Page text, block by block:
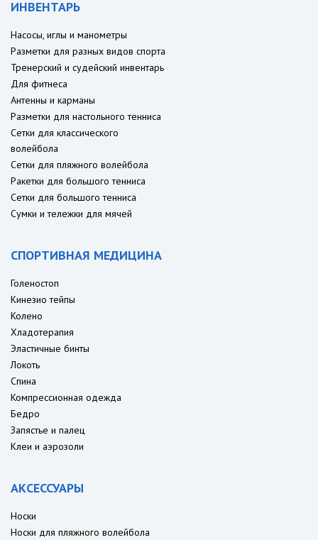
ИНВЕНТАРЬ
Насосы, иглы и манометры
Разметки для разных видов спорта
Тренерский и судейский инвентарь
Для фитнеса
Антенны и карманы
Разметки для настольного тенниса
Сетки для классического
волейбола
Сетки для пляжного волейбола
Ракетки для большого тенниса
Сетки для большого тенниса
Сумки и тележки для мячей
СПОРТИВНАЯ МЕДИЦИНА
Голеностоп
Кинезио тейпы
Колено
Хладотерапия
Эластичные бинты
Локоть
Спина
Компрессионная одежда
Бедро
Запястье и палец
Клеи и аэрозоли
АКСЕССУАРЫ
Носки
Носки для пляжного волейбола